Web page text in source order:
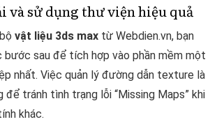
và sử dụng thư viện hiệu quả
vật liệu 3ds max từ Webdien.vn, bạn
bước sau để tích hợp vào phần mềm một
nhất. Việc quản lý đường dẫn texture là
tránh tình trạng lỗi “Missing Maps” khi
khác.